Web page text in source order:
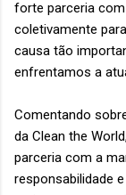
forte parceria
coletivamente
causa tão
enfrentamos a
Comentando
da Clean the
parceria com a
responsabilidade